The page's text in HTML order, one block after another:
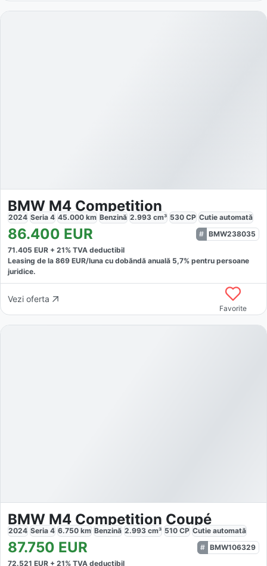
BMW M4 Competition
2024 Seria 4 45.000 km Benzină 2.993 cm³ 530 CP Cutie automată
86.400 EUR
BMW238035
71.405 EUR + 21% TVA deductibil
Leasing de la 869 EUR/luna cu dobăndă anuală 5,7% pentru persoane
juridice.
Vezi oferta
Favorite
BMW M4 Competition Coupé
2024 Seria 4 6.750 km Benzină 2.993 cm³ 510 CP Cutie automată
87.750 EUR
BMW106329
72.521 EUR + 21% TVA deductibil